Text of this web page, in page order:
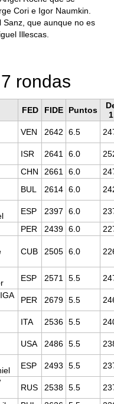
Cori e Igor Naumkin.
que aunque no es
Illescas.
rondas
FED FIDE Puntos
VEN 2642 6.5
ISR 2641 6.0
CHN 2661 6.0
BUL 2614 6.0
ESP 2397 6.0
PER 2439 6.0
CUB 2505 6.0
ESP 2571 5.5
PER 2679 5.5
ITA 2536 5.5
USA 2486 5.5
ESP 2493 5.5
RUS 2538 5.5